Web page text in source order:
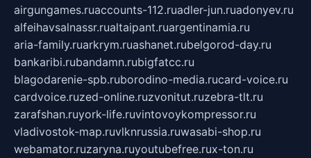
airgungames.ruaccounts-112.ruadler-jun.ruadonyev.ru
alfeihavsalnassr.rualtaipant.ruargentinamia.ru
aria-family.ruarkrym.ruashanet.rubelgorod-day.ru
bankaribi.rubandamn.rubigfatcc.ru
blagodarenie-spb.ruborodino-media.rucard-voice.ru
cardvoice.ruzed-online.ruzvonitut.ruzebra-tlt.ru
zarafshan.ruyork-life.ruvintovoykompressor.ru
vladivostok-map.ruvlknrussia.ruwasabi-shop.ru
webamator.ruzaryna.ruyoutubefree.rux-ton.ru